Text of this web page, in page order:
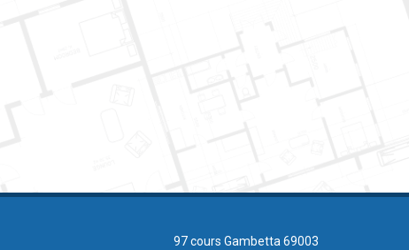
97 cours Gambetta 69003